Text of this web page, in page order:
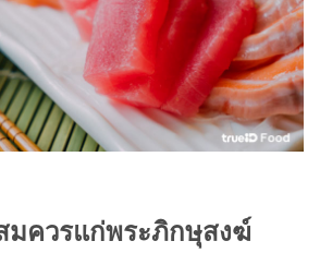
มควรแก่พระภิกษุสงฆ์